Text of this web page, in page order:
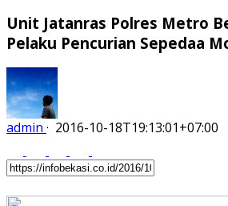
Unit Jatanras Polres Metro
Pelaku Pencurian Sepedaa
admin · 2016-10-18T19:13:01+07:00